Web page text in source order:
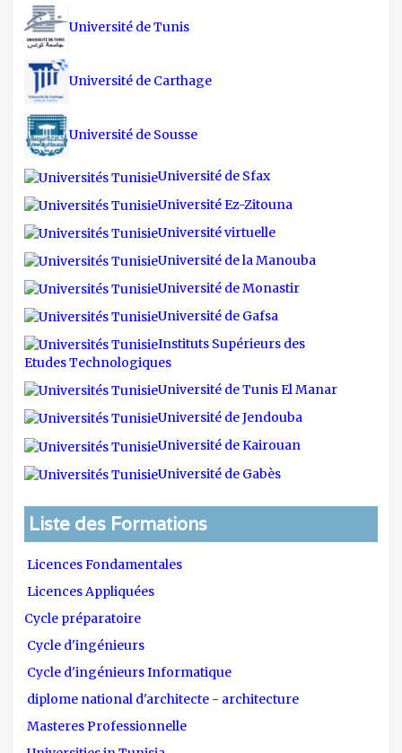
Université de Tunis
Université de Carthage
Université de Sousse
Université de Sfax
Université Ez-Zitouna
Université virtuelle
Université de la Manouba
Université de Monastir
Université de Gafsa
Instituts Supérieurs des
Etudes Technologiques
Université de Tunis El Manar
Université de Jendouba
Université de Kairouan
Université de Gabès
Liste des Formations
Licences Fondamentales
Licences Appliquées
Cycle préparatoire
Cycle d'ingénieurs
Cycle d'ingénieurs Informatique
diplome national d'architecte - architecture
Masteres Professionnelle